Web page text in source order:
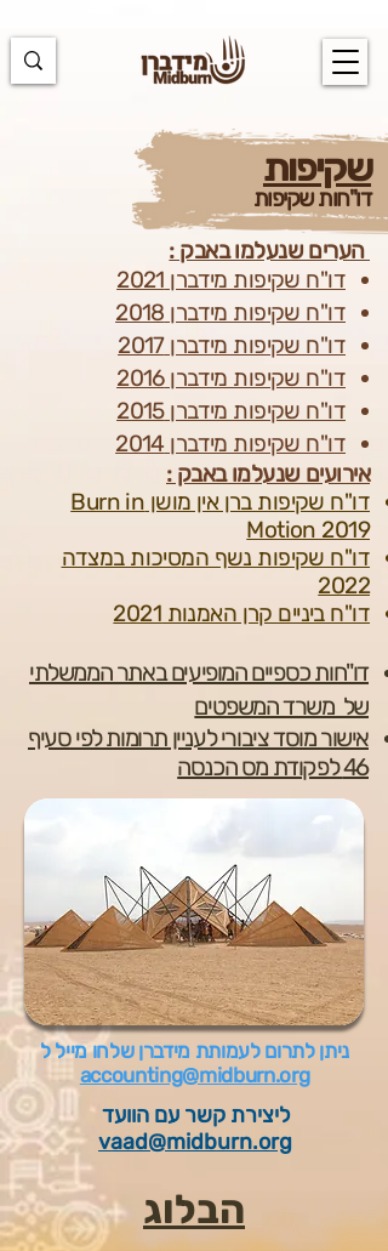
שקיפות
דו"חות שקיפות
הערים שנעלמו באבק :
אירועים שנעלמו באבק :
דו"ח שקיפות ברן אין מושן Burn in
Motion 2019
דו"ח שקיפות נשף המסיכות במצדה
2022
דו"ח ביניים קרן האמנות 2021
דו"ח שקיפות מידברן 2021
דו"ח שקיפות מידברן 2018
דו"ח שקיפות מידברן 2017
דו"ח שקיפות מידברן 2016
דו"ח שקיפות מידברן 2015
דו"ח שקיפות מידברן 2014​
דו"חות כספיים המופיעים באתר הממשלתי
של משרד המשפטים
אישור מוסד ציבורי לעניין תרומות לפי סעיף
46 לפקודת מס הכנסה
ניתן לתרום לעמותת מידברן שלחו מייל ל
accounting@midburn.org
ליצירת קשר עם הוועד
vaad@midburn.org
הבלוג